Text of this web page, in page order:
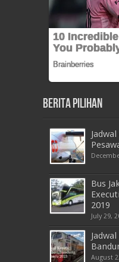
Berita Pilihan
Bus
2019
July 29,
August